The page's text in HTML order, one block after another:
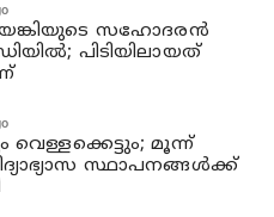
സഹോദരന്‍
പിടിയിലായത്
മൂന്ന്‌
സ്ഥാപനങ്ങള്‍ക്ക്